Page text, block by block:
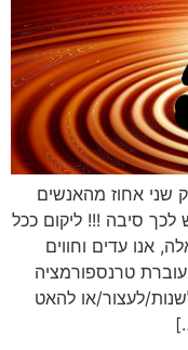
שני אחוז מהאנשים
לכך סיבה !!! ליקום ככל
אנו עדים וחווים
טרנספורמציה
לעצור/או להאט